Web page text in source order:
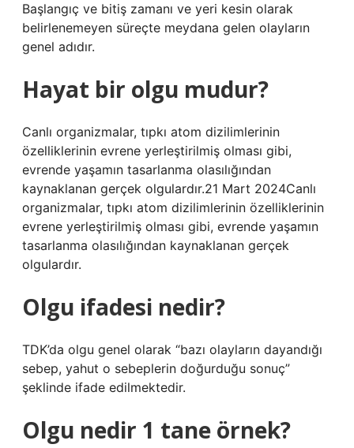
Başlangıç ​​ve bitiş zamanı ve yeri kesin olarak
belirlenemeyen süreçte meydana gelen olayların
genel adıdır.
Hayat bir olgu mudur?
Canlı organizmalar, tıpkı atom dizilimlerinin
özelliklerinin evrene yerleştirilmiş olması gibi,
evrende yaşamın tasarlanma olasılığından
kaynaklanan gerçek olgulardır.21 Mart 2024Canlı
organizmalar, tıpkı atom dizilimlerinin özelliklerinin
evrene yerleştirilmiş olması gibi, evrende yaşamın
tasarlanma olasılığından kaynaklanan gerçek
olgulardır.
Olgu ifadesi nedir?
TDK’da olgu genel olarak “bazı olayların dayandığı
sebep, yahut o sebeplerin doğurduğu sonuç”
şeklinde ifade edilmektedir.
Olgu nedir 1 tane örnek?